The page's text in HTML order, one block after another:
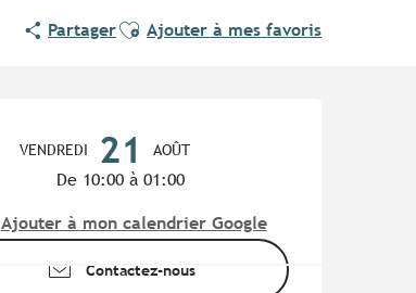
PartagerAjouter aux favoris
Ajouter à mes favoris
VENDREDI 21 AOÛT
De 10:00 à 01:00
Ajouter à mon calendrier Google
Contactez-nous